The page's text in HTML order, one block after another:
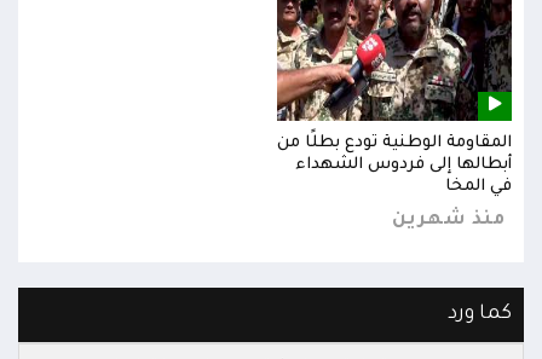
المقاومة الوطنية تودع بطلًا من
أبطالها إلى فردوس الشهداء
في المخا
منذ شهرين
كما ورد